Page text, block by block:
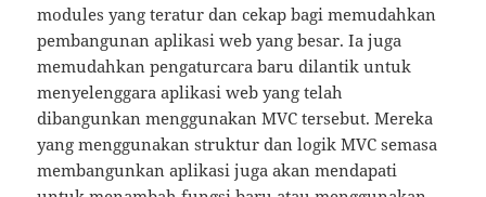
modules yang teratur dan cekap bagi memudahkan
pembangunan aplikasi web yang besar. Ia juga
memudahkan pengaturcara baru dilantik untuk
menyelenggara aplikasi web yang telah
dibangunkan menggunakan MVC tersebut. Mereka
yang menggunakan struktur dan logik MVC semasa
membangunkan aplikasi juga akan mendapati